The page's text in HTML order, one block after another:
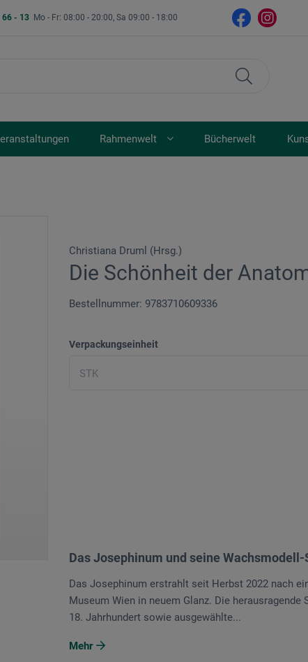
66 - 13 Mo - Fr: 08:00 - 20:00, Sa 09:00 - 18:00
Rahmenwelt Bücherwelt
Christiana Druml (Hrsg.)
Die Schönheit der
Bestellnummer: 9783710609336
Verpackungseinheit
Das Josephinum und seine
Das Josephinum erstrahlt seit Herbst 2022 nach
Museum Wien in neuem Glanz. Die
18. Jahrhundert sowie ausgewählte...
Mehr